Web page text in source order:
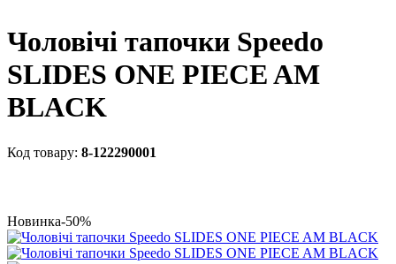
Чоловічі тапочки Speedo
SLIDES ONE PIECE AM
BLACK
8-122290001
Новинка-50%